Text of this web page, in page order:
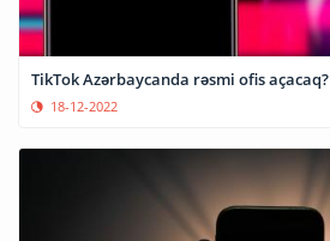
TikTok Azərbaycanda rəsmi ofis açacaq?
18-12-2022